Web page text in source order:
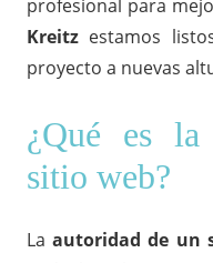
profesional para
Kreitz estamos
proyecto a nuevas
¿Qué es
sitio web?
Laautoridad de un